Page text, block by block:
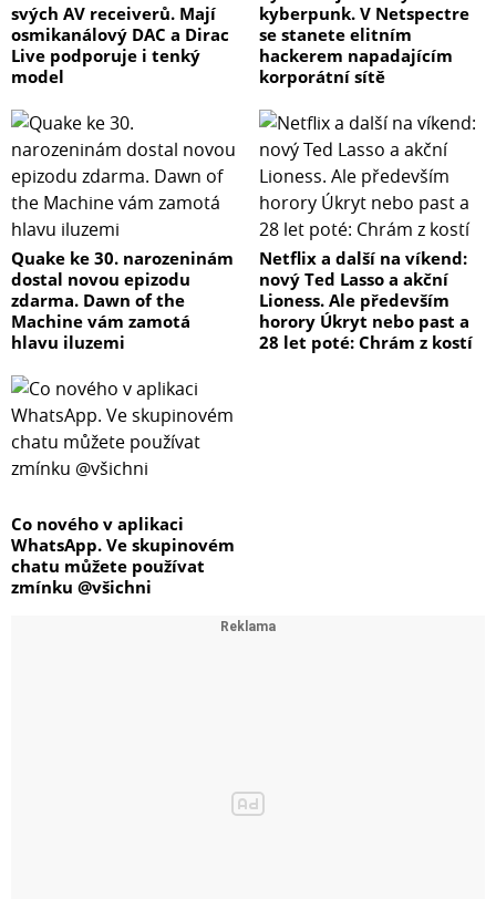
svých AV receiverů. Mají
osmikanálový DAC a Dirac
Live podporuje i tenký
model
kyberpunk. V Netspectre
se stanete elitním
hackerem napadajícím
korporátní sítě
Quake ke 30. narozeninám
dostal novou epizodu
zdarma. Dawn of the
Machine vám zamotá
hlavu iluzemi
Netflix a další na víkend:
nový Ted Lasso a akční
Lioness. Ale především
horory Úkryt nebo past a
28 let poté: Chrám z kostí
Co nového v aplikaci
WhatsApp. Ve skupinovém
chatu můžete používat
zmínku @všichni